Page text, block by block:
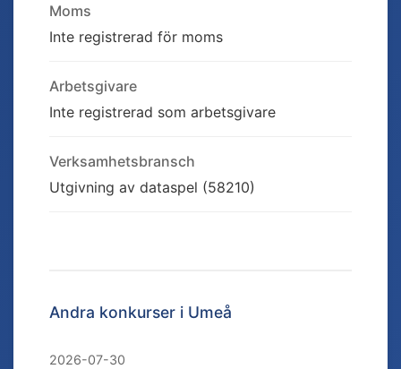
Moms
Inte registrerad för moms
Arbetsgivare
Inte registrerad som arbetsgivare
Verksamhetsbransch
Utgivning av dataspel (58210)
Andra konkurser i Umeå
2026-07-30